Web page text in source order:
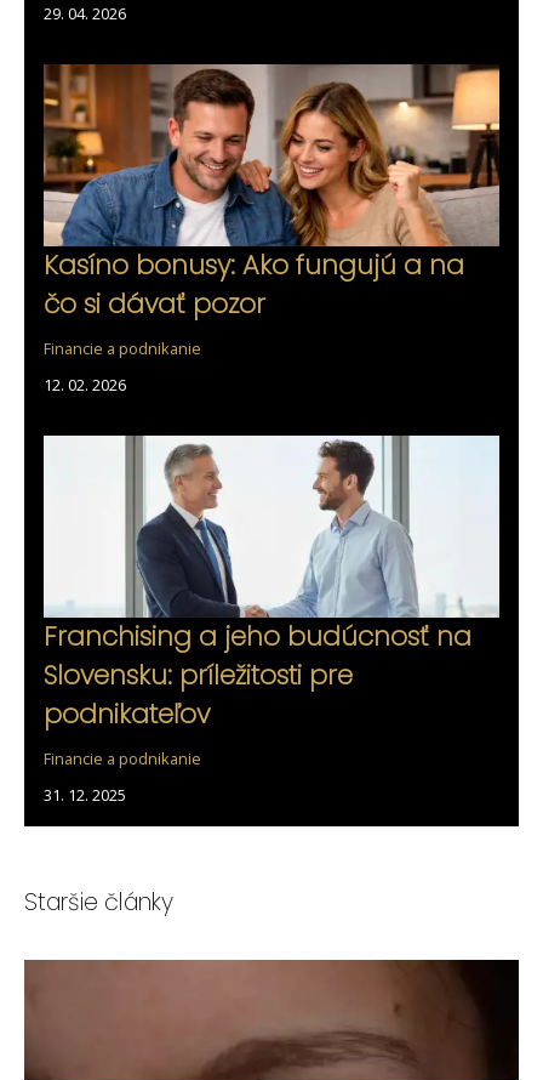
29. 04. 2026
Kasíno bonusy: Ako fungujú a na
čo si dávať pozor
Financie a podnikanie
12. 02. 2026
Franchising a jeho budúcnosť na
Slovensku: príležitosti pre
podnikateľov
Financie a podnikanie
31. 12. 2025
Staršie články